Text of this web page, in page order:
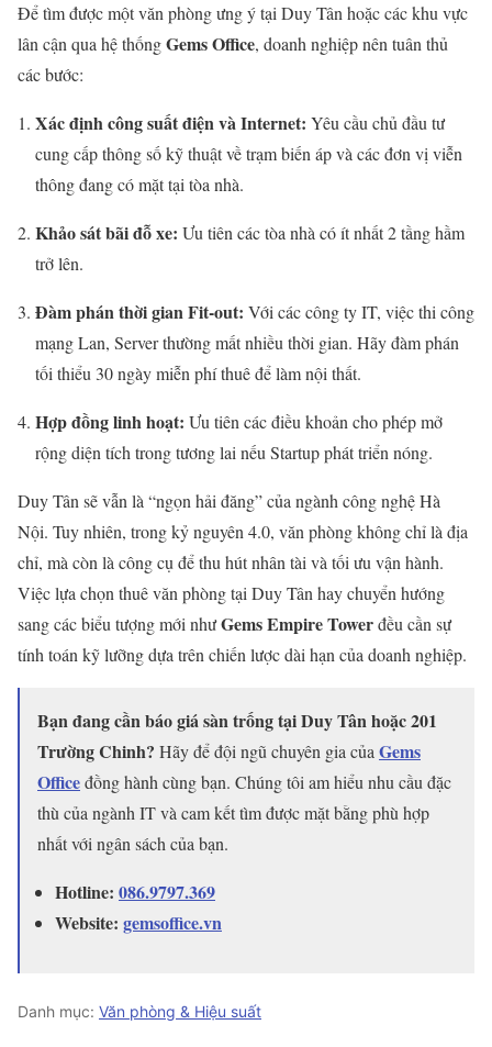
Để tìm được một văn phòng ưng ý tại Duy Tân hoặc các khu vực
lân cận qua hệ thốngGems Office, doanh nghiệp nên tuân thủ
các bước:
Xác định công suất điện và Internet: Yêu cầu chủ đầu tư
cung cấp thông số kỹ thuật về trạm biến áp và các đơn vị viễn
thông đang có mặt tại tòa nhà.
Khảo sát bãi đỗ xe: Ưu tiên các tòa nhà có ít nhất 2 tầng hầm
trở lên.
Đàm phán thời gian Fit-out: Với các công ty IT, việc thi công
mạng Lan, Server thường mất nhiều thời gian. Hãy đàm phán
tối thiểu 30 ngày miễn phí thuê để làm nội thất.
Hợp đồng linh hoạt: Ưu tiên các điều khoản cho phép mở
rộng diện tích trong tương lai nếu Startup phát triển nóng.
Duy Tân sẽ vẫn là “ngọn hải đăng” của ngành công nghệ Hà
Nội. Tuy nhiên, trong kỷ nguyên 4.0, văn phòng không chỉ là địa
chỉ, mà còn là công cụ để thu hút nhân tài và tối ưu vận hành.
Việc lựa chọn thuê văn phòng tại Duy Tân hay chuyển hướng
sang các biểu tượng mới nhưGems Empire Towerđều cần sự
tính toán kỹ lưỡng dựa trên chiến lược dài hạn của doanh nghiệp.
Bạn đang cần báo giá sàn trống tại Duy Tân hoặc 201
Trường Chinh? Hãy để đội ngũ chuyên gia của Gems
Officeđồng hành cùng bạn. Chúng tôi am hiểu nhu cầu đặc
thù của ngành IT và cam kết tìm được mặt bằng phù hợp
nhất với ngân sách của bạn.
Hotline: 086.9797.369
Website: gemsoffice.vn
Danh mục: Văn phòng & Hiệu suất